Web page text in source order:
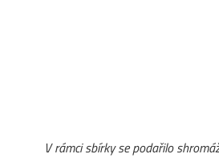
V rámci sbírky se podařilo